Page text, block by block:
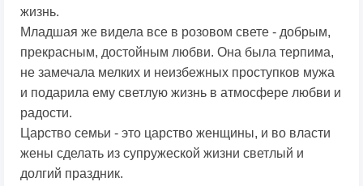
жизнь.
Младшая же видела все в розовом свете - добрым,
прекрасным, достойным любви. Она была терпима,
не замечала мелких и неизбежных проступков мужа
и подарила ему светлую жизнь в атмосфере любви и
радости.
Царство семьи - это царство женщины, и во власти
жены сделать из супружеской жизни светлый и
долгий праздник.